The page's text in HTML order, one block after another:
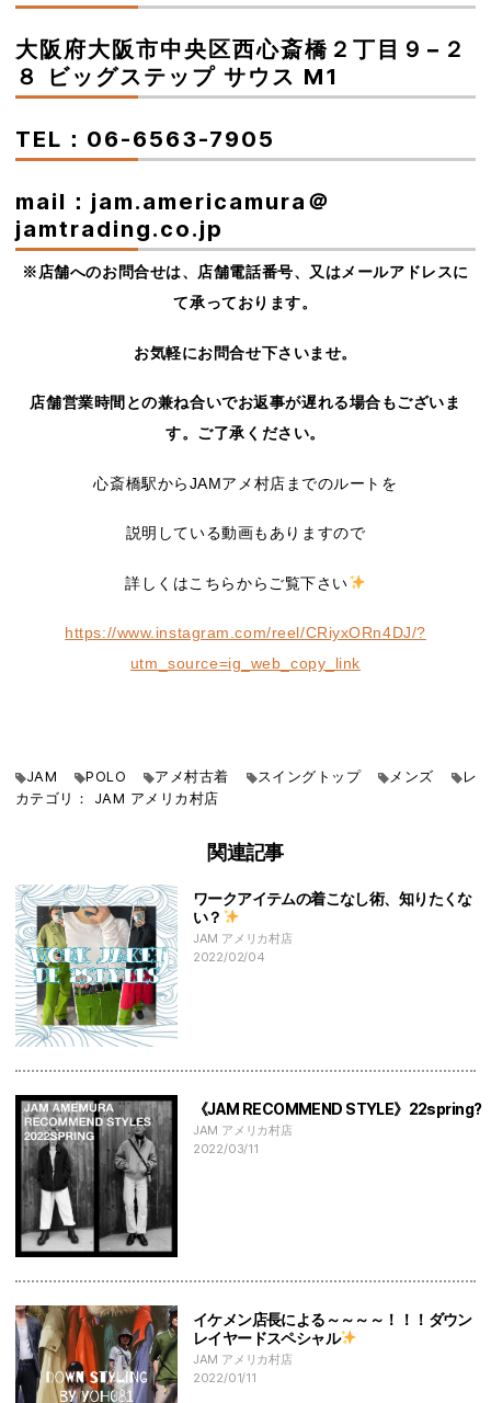
大阪府大阪市中央区西心斎橋２丁目９−２
８ ビッグステップ サウス M1
TEL：06-6563-7905
mail：jam.americamura＠
jamtrading.co.jp
※店舗へのお問合せは、店舗電話番号、又はメールアドレスに
て承っております。
お気軽にお問合せ下さいませ。
店舗営業時間との兼ね合いでお返事が遅れる場合もございま
す。ご了承ください。
心斎橋駅からJAMアメ村店までのルートを
説明している動画もありますので
詳しくはこちらからご覧下さい
https://www.instagram.com/reel/CRiyxORn4DJ/?
utm_source=ig_web_copy_link
JAM POLO アメ村古着 スイングトップ メンズ
レ
カテゴリ： JAM アメリカ村店
関連記事
ワークアイテムの着こなし術、知りたくな
い？
JAM アメリカ村店
2022/02/04
《JAM RECOMMEND STYLE》22spring?
JAM アメリカ村店
2022/03/11
イケメン店長による～～～～！！！ダウン
レイヤードスペシャル
JAM アメリカ村店
2022/01/11